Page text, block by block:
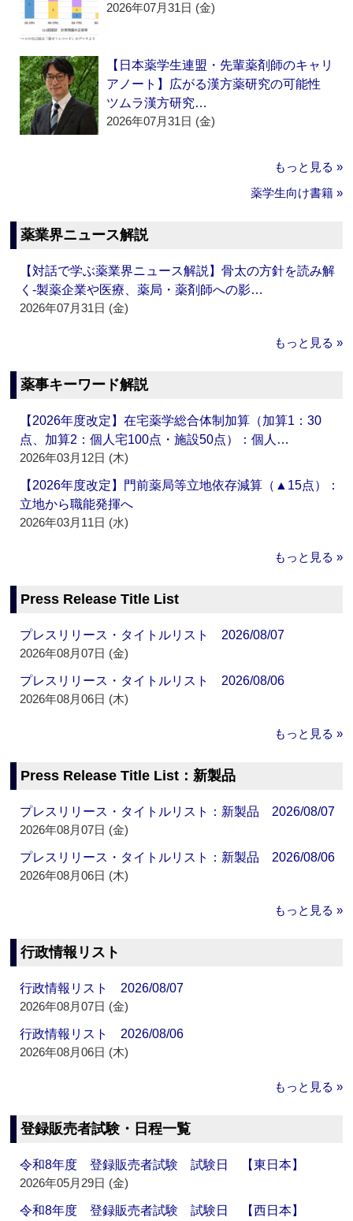
2026年07月31日 (金)
【日本薬学生連盟・先輩薬剤師のキャリ
アノート】広がる漢方薬研究の可能性
ツムラ漢方研究…
2026年07月31日 (金)
もっと見る »
薬学生向け書籍 »
薬業界ニュース解説
【対話で学ぶ薬業界ニュース解説】骨太の方針を読み解
く‐製薬企業や医療、薬局・薬剤師への影…
2026年07月31日 (金)
もっと見る »
薬事キーワード解説
【2026年度改定】在宅薬学総合体制加算（加算1：30
点、加算2：個人宅100点・施設50点）：個人…
2026年03月12日 (木)
【2026年度改定】門前薬局等立地依存減算（▲15点）：
立地から職能発揮へ
2026年03月11日 (水)
もっと見る »
Press Release Title List
プレスリリース・タイトルリスト 2026/08/07
2026年08月07日 (金)
プレスリリース・タイトルリスト 2026/08/06
2026年08月06日 (木)
もっと見る »
Press Release Title List：新製品
プレスリリース・タイトルリスト：新製品 2026/08/07
2026年08月07日 (金)
プレスリリース・タイトルリスト：新製品 2026/08/06
2026年08月06日 (木)
もっと見る »
行政情報リスト
行政情報リスト 2026/08/07
2026年08月07日 (金)
行政情報リスト 2026/08/06
2026年08月06日 (木)
もっと見る »
登録販売者試験・日程一覧
令和8年度 登録販売者試験 試験日 【東日本】
2026年05月29日 (金)
令和8年度 登録販売者試験 試験日 【西日本】